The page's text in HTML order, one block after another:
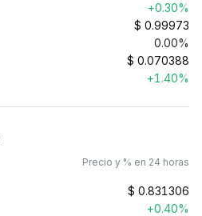
+0.30%
$ 0.99973
0.00%
$ 0.070388
+1.40%
Precio y % en 24 horas
$ 0.831306
+0.40%